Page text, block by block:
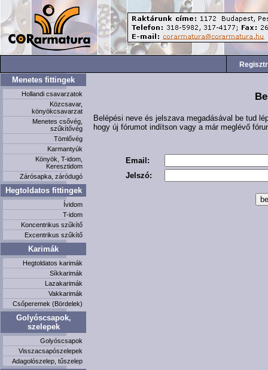
Menetes fittingek
Hollandi csavarzatok
Közcsavar,
könyökcsavarzat
Menetes csővég,
szűkítővég
Tömlővég
Karmantyúk
Könyök, T-idom,
Keresztidom
Zárósapka, záródugó
Hegtoldatos fittingek
Ívidom
T-idom
Koncentrikus szűkítő
Excentrikus szűkítő
Karimák
Hegtoldatos karimák
Síkkarimák
Lazakarimák
Vakkarimák
Csőperemek (Bördelek)
Golyóscsapok,
szelepek
Golyóscsapok
Visszacsapószelepek
Adagolószelep, tűszelep
Belépési neve és jelszava megadásával be tud
hogy új fórumot indítson vagy a már meglévő
Email:
Jelszó: